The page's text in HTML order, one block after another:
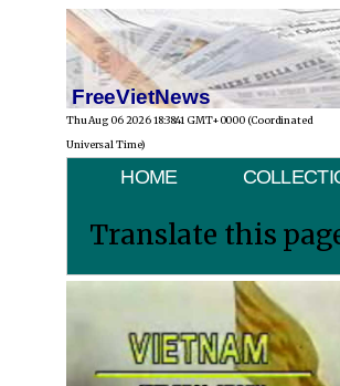
FreeVietNews
Thu Aug 06 2026 18:38:41 GMT+0000 (Coordinated
Universal Time)
HOME
Translate this